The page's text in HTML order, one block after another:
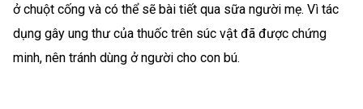
ở chuột cống và có thể sẽ bài tiết qua sữa người mẹ. Vì tác
dụng gây ung thư của thuốc trên súc vật đã được chứng
minh, nên tránh dùng ở người cho con bú.